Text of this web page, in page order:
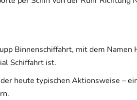
Binnenschiffahrt, mit dem Namen
Schiffahrt ist.
heute typischen Aktionsweise –